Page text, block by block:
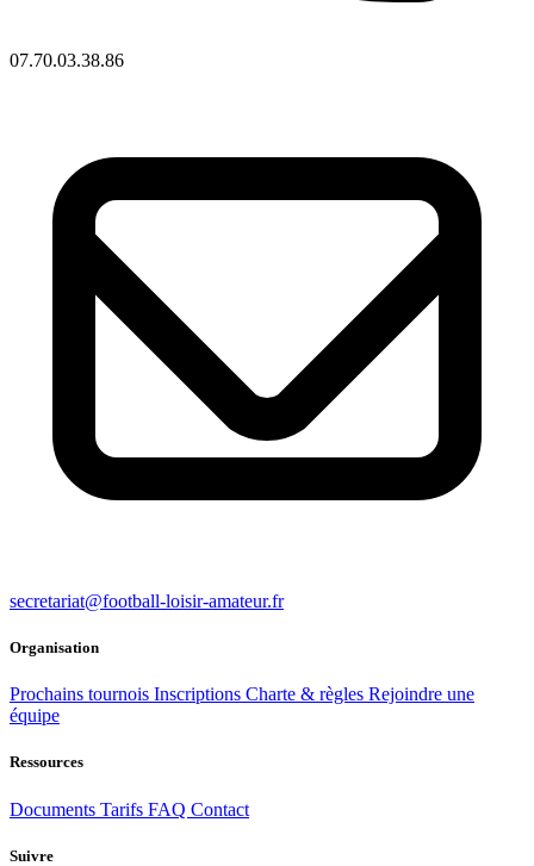
07.70.03.38.86
secretariat@football-loisir-amateur.fr
Organisation
Prochains tournois Inscriptions Charte & règles Rejoindre une
équipe
Ressources
Documents Tarifs FAQ Contact
Suivre